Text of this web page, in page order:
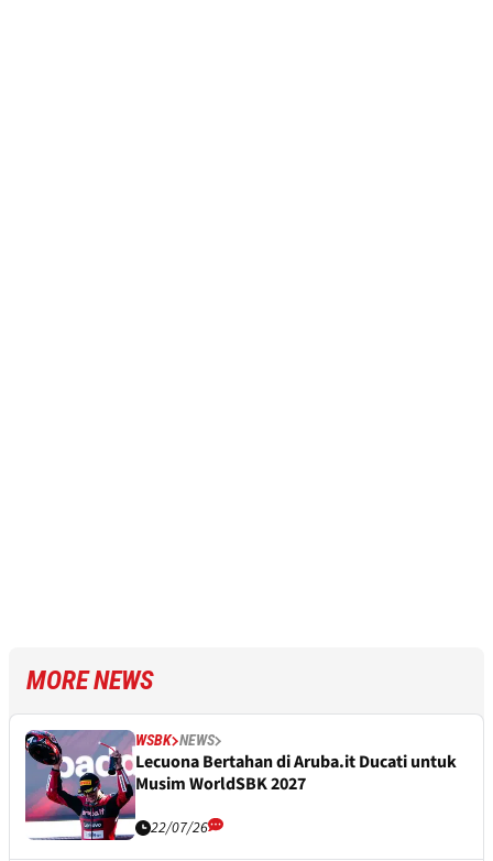
MORE NEWS
WSBK NEWS
Lecuona Bertahan di Aruba.it Ducati untuk
Musim WorldSBK 2027
22/07/26